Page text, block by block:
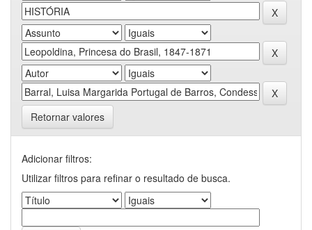
Retornar valores
Adicionar filtros:
Utilizar filtros para refinar o resultado de busca.